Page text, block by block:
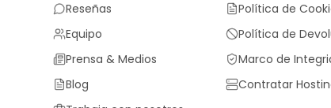
Reseñas
Equipo
Prensa & Medios
Blog
Política de
Política de
Marco de
Contratar